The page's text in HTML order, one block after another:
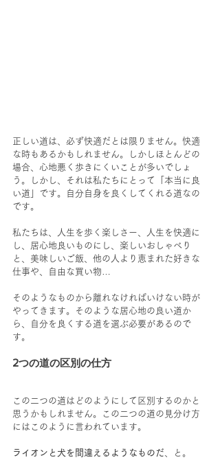
正しい道は、必ず快適だとは限りません。快適
な時もあるかもしれません。しかしほとんどの
場合、心地悪く歩きにくいことが多いでしょ
う。しかし、それは私たちにとって「本当に良
い道」です。自分自身を良くしてくれる道なの
です。
私たちは、人生を歩く楽しさー、人生を快適に
し、居心地良いものにし、楽しいおしゃべり
と、美味しいご飯、他の人より恵まれた好きな
仕事や、自由な買い物…
そのようなものから離れなければいけない時が
やってきます。そのような居心地の良い道か
ら、自分を良くする道を選ぶ必要があるので
す。
2つの道の区別の仕方
この二つの道はどのようにして区別するのかと
思うかもしれません。この二つの道の見分け方
にはこのように言われています。
ライオンと犬を間違えるようなものだ 、と。